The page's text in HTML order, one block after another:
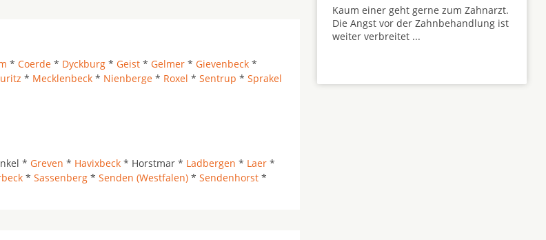
* Coerde * Dyckburg * Geist * Gelmer * Gievenbeck *
* Mecklenbeck * Nienberge * Roxel * Sentrup * Sprakel
* Greven * Havixbeck * Horstmar * Ladbergen * Laer *
* Sassenberg * Senden (Westfalen) * Sendenhorst *
Kaum einer geht gerne zum Zahnarzt.
Die Angst vor der Zahnbehandlung ist
weiter verbreitet ...